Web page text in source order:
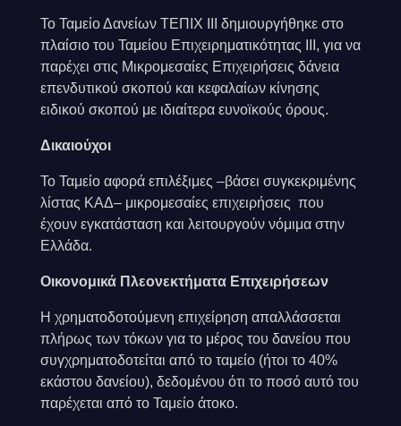
Το Ταμείο Δανείων ΤΕΠΙΧ ΙΙΙ δημιουργήθηκε στο
πλαίσιο του Ταμείου Επιχειρηματικότητας ΙΙΙ, για να
παρέχει στις Μικρομεσαίες Επιχειρήσεις δάνεια
επενδυτικού σκοπού και κεφαλαίων κίνησης
ειδικού σκοπού με ιδιαίτερα ευνοϊκούς όρους.
Δικαιούχοι
Το Ταμείο αφορά επιλέξιμες –βάσει συγκεκριμένης
λίστας ΚΑΔ– μικρομεσαίες επιχειρήσεις που
έχουν εγκατάσταση και λειτουργούν νόμιμα στην
Ελλάδα.
Οικονομικά Πλεονεκτήματα Επιχειρήσεων
Η χρηματοδοτούμενη επιχείρηση απαλλάσσεται
πλήρως των τόκων για το μέρος του δανείου που
συγχρηματοδοτείται από το ταμείο (ήτοι το 40%
εκάστου δανείου), δεδομένου ότι το ποσό αυτό του
παρέχεται από το Ταμείο άτοκο.